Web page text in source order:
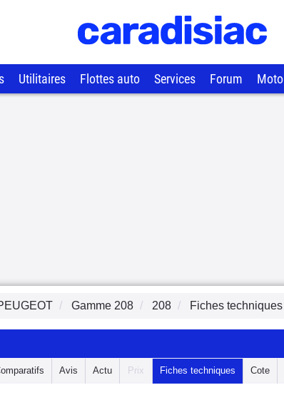
Utilitaires Flottes auto Services Forum Moto
Gamme 208 208 Fiches techniques
Avis Actu Prix Fiches techniques Cote